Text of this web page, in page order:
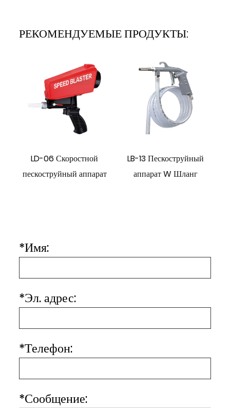
РЕКОМЕНДУЕМЫЕ ПРОДУКТЫ:
LD-06 Скоростной
пескоструйный аппарат
LB-13 Пескоструйный
аппарат W Шланг
*Имя:
*Эл. адрес:
*Телефон:
*Сообщение: